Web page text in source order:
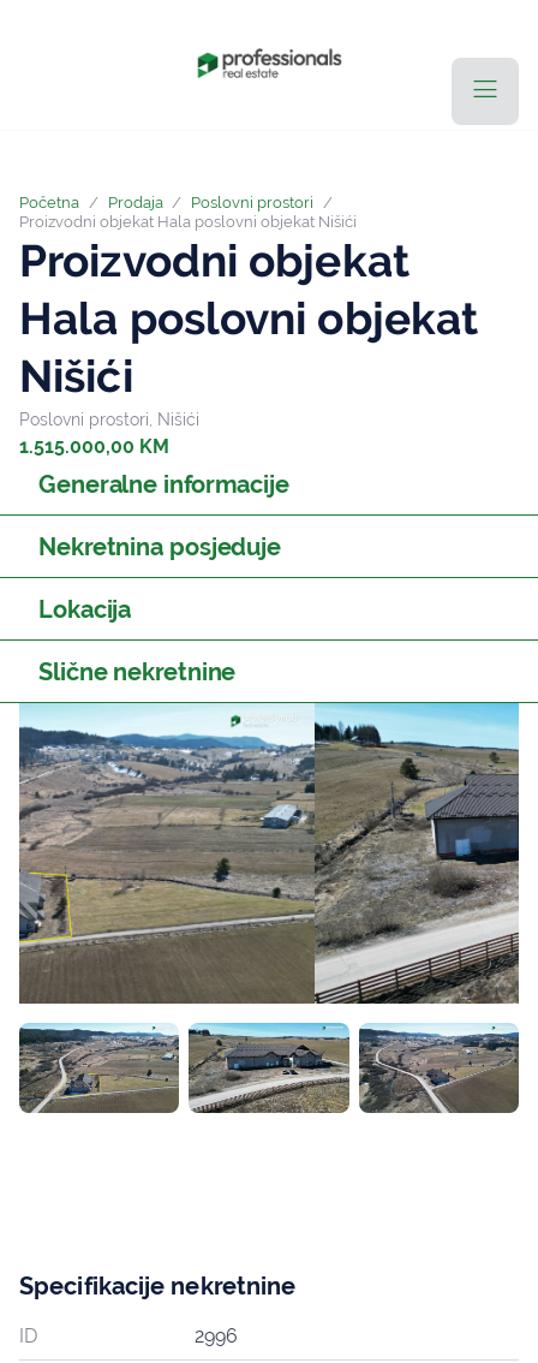
Početna / Prodaja / Poslovni prostori
/
Proizvodni objekat Hala poslovni objekat Nišići
Proizvodni objekat
Hala poslovni objekat
Nišići
Poslovni prostori, Nišići
1.515.000,00 KM
Generalne informacije
Nekretnina posjeduje
Lokacija
Slične nekretnine
Specifikacije nekretnine
ID 2996